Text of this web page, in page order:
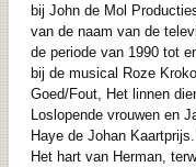
bij John de Mol
van de naam van de
de periode van 1990 tot
bij de musical Roze
Goed/Fout, Het linnen
Loslopende vrouwen en
Haye de Johan
Het hart van Herman,